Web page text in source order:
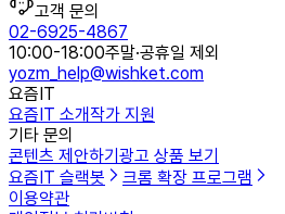
고객 문의
02-6925-4867
10:00-18:00주말·공휴일 제외
yozm_help@wishket.com
요즘IT
요즘IT 소개작가 지원
기타 문의
콘텐츠 제안하기광고 상품 보기
요즘IT 슬랙봇
크롬 확장 프로그램
이용약관